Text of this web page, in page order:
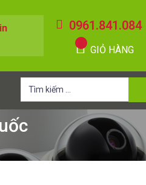
0961.841.084
GIỎ HÀNG
Tìm
kiếm
cho: